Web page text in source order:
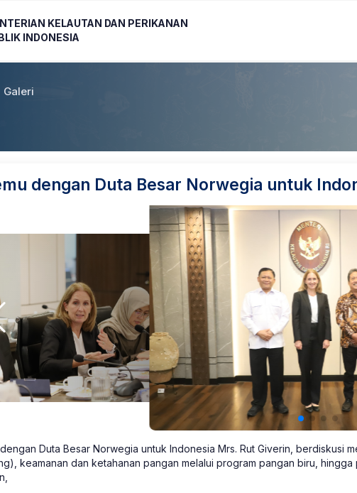
KELAUTAN DAN PERIKANAN
INDONESIA
Galeri
dengan Duta Besar Norwegia untuk
Duta Besar Norwegia untuk Indonesia Mrs. Rut Giverin, berdiskusi
keamanan dan ketahanan pangan melalui program pangan biru,